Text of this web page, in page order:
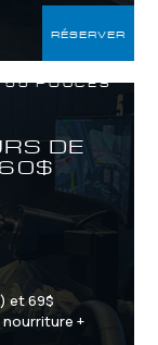
RÉSERVER
55 POUCES
DE
60$
et 69$
nourriture +